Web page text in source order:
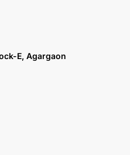
E, Agargaon